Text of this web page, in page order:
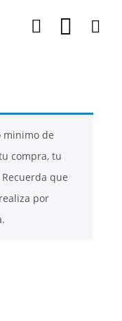
CURSOS
minimo de
compra, tu
Recuerda que
por